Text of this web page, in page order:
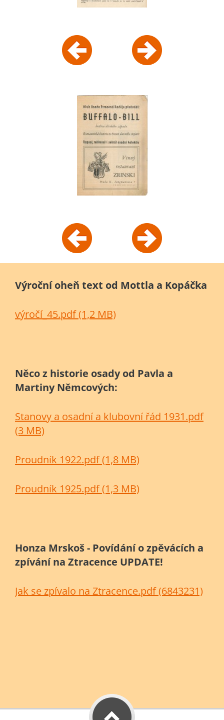
Výroční oheň text od Mottla a Kopáčka
výročí_45.pdf (1,2 MB)
Něco z historie osady od Pavla a
Martiny Němcových:
Stanovy a osadní a klubovní řád 1931.pdf
(3 MB)
Proudník 1922.pdf (1,8 MB)
Proudník 1925.pdf (1,3 MB)
Honza Mrskoš - Povídání o zpěvácích a
zpívání na Ztracence UPDATE!
Jak se zpívalo na Ztracence.pdf (6843231)